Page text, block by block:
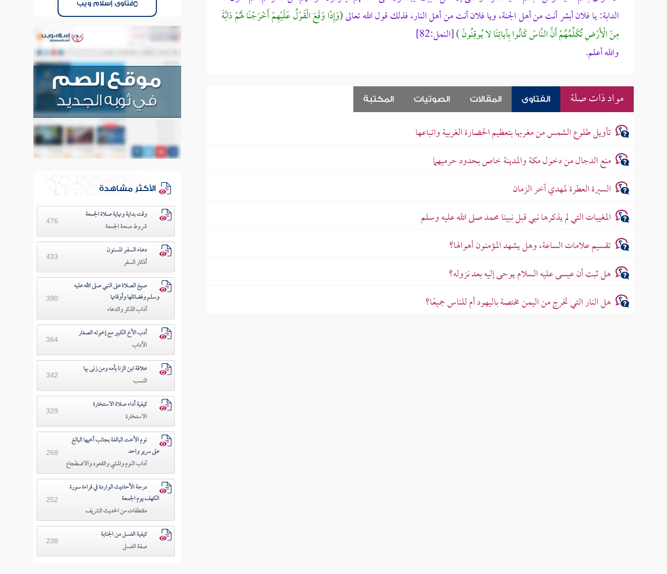
الدابة: يا فلان أبشر أنت من أهل الجنة، ويا فلان أنت من أهل النار، فذلك قول الله تعالى(وَإِذَا وَقَعَ الْقَوْلُ عَلَيْهِمْ أَخْرَجْنَا لَهُمْ دَابَّةً
مِنَ الْأَرْضِ تُكَلِّمُهُمْ أَنَّ النَّاسَ كَانُوا بِآياتِنَا لا يُوقِنُونَ )[النمل:82]
والله أعلم.
مواد ذات صلة الفتاوى المقالات الصوتيات المكتبة
تأويل طلوع الشمس من مغربها بتعظيم الحضارة الغربية واتباعها
منع الدجال من دخول مكة والمدينة خاص بحدود حرميهما
السيرة العطرة لمهدي آخر الزمان
المغيبات التي لم يذكرها نبي قبل نبينا محمد صلى الله عليه وسلم
تقسيم علامات الساعة، وهل يشهد المؤمنون أهوالها؟
هل ثبت أن عيسى عليه السلام يوحى إليه بعد نزوله؟
هل النار التي تخرج من اليمن مختصة باليهود أم للناس جميعًا؟
فتاوى إسلام ويب
الأكثر مشاهدة
وقت بداية ونهاية صلاة الجمعة
شروط صحة الجمعة
476
دعـاء السفـر المسنون
أذكار السفر
433
صيغ الصلاة على النبي صلى الله عليه
وسلم وفضائلها وأوقاتها
آداب الذكر والدعاء
390
أدب الأخ الكبير مع إخوته الصغار
الآداب
364
علاقة ابن الزنا بأمه ومن زنى بها
النسب
342
كيفية أداء صلاة الاستخارة
الاستخارة
329
نوم الأخت البالغة بجانب أخيها البالغ
على سرير واحد
آداب النوم والمشي والقعود والاضطجاع
268
درجة الأحاديث الواردة في قراءة سورة
الكهف يوم الجمعة
مقتطفات من الحديث الشريف
252
كيفية الغسل من الجنابة
صفة الغسل
238